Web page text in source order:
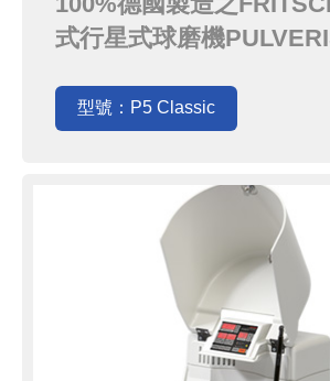
式行星式球磨機
兩種機型，其中四罐式擁
量900mL以及最高可同時
供您大容量以及多參數的
性．不僅是實驗室設備，
型號：P5 Classic